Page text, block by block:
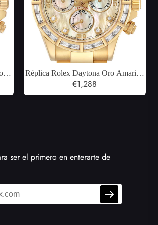
Réplica Rolex Daytona Oro Amarillo
MOP Baguette Diamante Bisel Reloj
€1,288
ser el primero en enterarte de